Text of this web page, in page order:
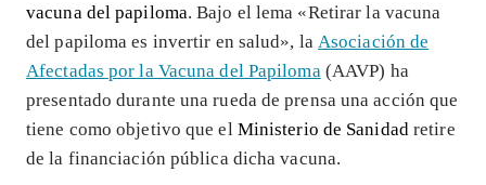
vacuna del papiloma. Bajo el lema «Retirar la vacuna
del papiloma es invertir en salud», la Asociación de
Afectadas por la Vacuna del Papiloma (AAVP) ha
presentado durante una rueda de prensa una acción que
tiene como objetivo que el Ministerio de Sanidad retire
de la financiación pública dicha vacuna.